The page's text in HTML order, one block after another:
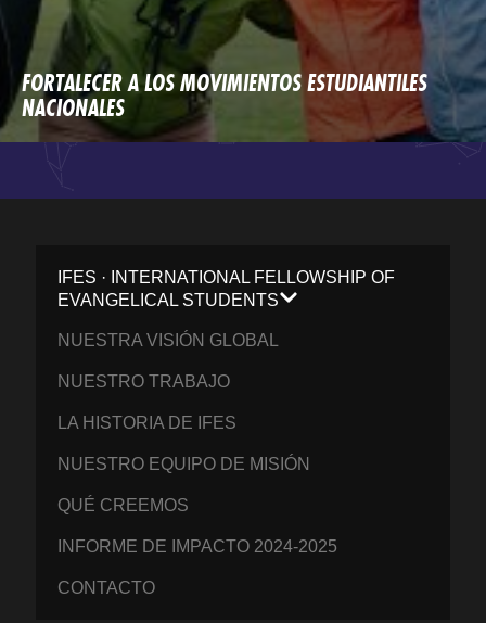
FORTALECER A LOS MOVIMIENTOS ESTUDIANTILES
NACIONALES
IFES · INTERNATIONAL FELLOWSHIP OF
EVANGELICAL STUDENTS
NUESTRA VISIÓN GLOBAL
NUESTRO TRABAJO
LA HISTORIA DE IFES
NUESTRO EQUIPO DE MISIÓN
QUÉ CREEMOS
INFORME DE IMPACTO 2024-2025
CONTACTO